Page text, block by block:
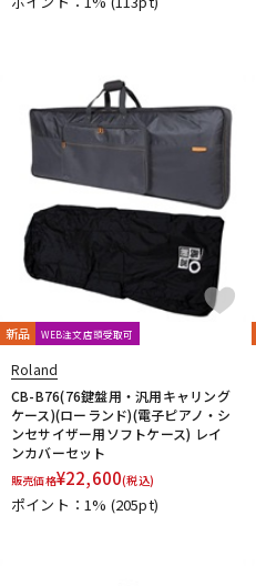
新品 WEB注文店頭受取可
Roland
CB-B76(76鍵盤用・汎用キャリング
ケース)(ローランド)(電子ピアノ・シ
ンセサイザー用ソフトケース) レイ
ンカバーセット
販売価格¥22,600(税込)
ポイント：1% (205pt)